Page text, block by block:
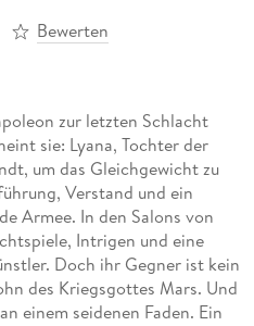
Bewerten
zur letzten Schlacht
sie: Lyana, Tochter der
um das Gleichgewicht zu
Verstand und ein
Armee. In den Salons von
Intrigen und eine
Doch ihr Gegner ist kein
des Kriegsgottes Mars. Und
einem seidenen Faden. Ein